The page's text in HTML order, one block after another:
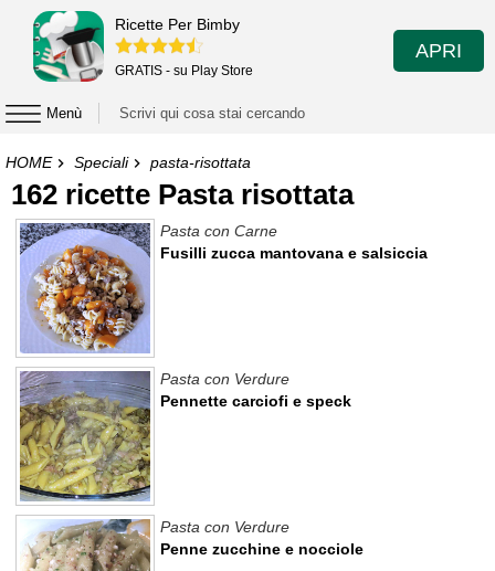
Ricette Per Bimby
GRATIS - su Play Store
APRI
Menù
HOME Speciali pasta-risottata
162 ricette Pasta risottata
Fusilli zucca mantovana e salsiccia
Pasta con Carne
Pennette carciofi e speck
Pasta con Verdure
Penne zucchine e nocciole
Pasta con Verdure